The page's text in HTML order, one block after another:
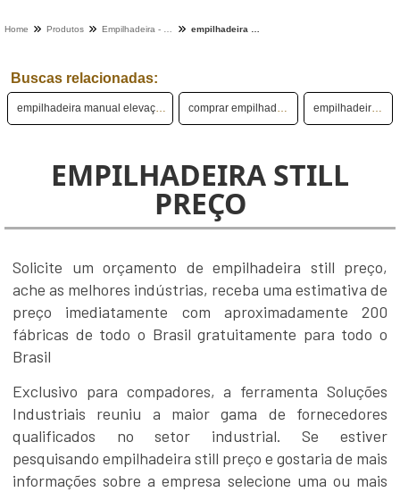
Home Produtos
Buscas relacionadas:
empilhadeira manual elevação 2 metros comprar empilhadeira nova empilhadeira a gás
EMPILHADEIRA STILL
PREÇO
Solicite um orçamento de empilhadeira still preço,
ache as melhores indústrias, receba uma estimativa de
preço imediatamente com aproximadamente 200
fábricas de todo o Brasil gratuitamente para todo o
Brasil
Exclusivo para compadores, a ferramenta Soluções
Industriais reuniu a maior gama de fornecedores
qualificados no setor industrial. Se estiver
pesquisando empilhadeira still preço e gostaria de mais
informações sobre a empresa selecione uma ou mais